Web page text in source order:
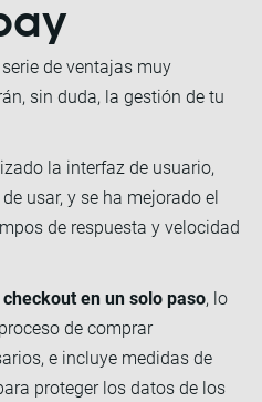
de ventajas muy
sin duda, la gestión de tu
la interfaz de usuario,
usar, y se ha mejorado el
de respuesta y velocidad
en un solo paso, lo
de comprar
e incluye medidas de
proteger los datos de los